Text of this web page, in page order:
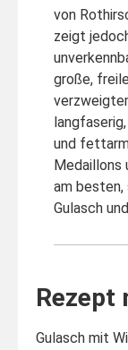
von
zeigt
große,
und
Medaillons
am besten,
Gulasch
Rezept
Gulasch mit